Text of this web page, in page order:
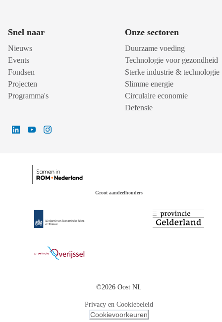
Snel naar
Nieuws
Events
Fondsen
Projecten
Programma's
Onze sectoren
Duurzame voeding
Technologie voor gezondheid
Sterke industrie & technologie
Slimme energie
Circulaire economie
Defensie
Groot aandeelhouders
©2026 Oost NL
Privacy en Cookiebeleid
Cookievoorkeuren